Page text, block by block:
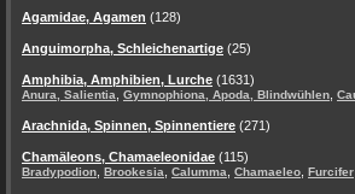
Agamidae, Agamen (128)
Anguimorpha, Schleichenartige (25)
Amphibia, Amphibien, Lurche (1631)
Anura, Salientia Gymnophiona, Apoda, Blindwühlen
Arachnida, Spinnen, Spinnentiere (271)
Chamäleons, Chamaeleonidae (115)
Bradypodion Brookesia Calumma Chamaeleo Furcifer